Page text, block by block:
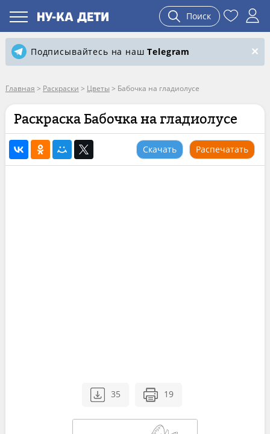
Поиск
Подписывайтесь на нашTelegram
Главная > Раскраски > Цветы > Бабочка на гладиолусе
Раскраска Бабочка на гладиолусе
Скачать Распечатать
35 19